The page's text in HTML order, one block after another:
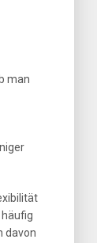
man
davon